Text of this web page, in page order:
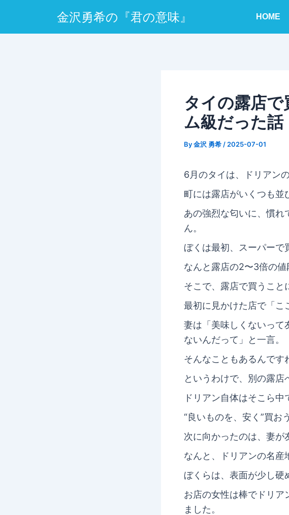
金沢勇希の『君の意味』 HOME
タイの露店
ム級だった話
By金沢 勇希 / 2025-07-01
6月のタイは、ドリアン
町には露店がいくつも並
あの強烈な匂いに、慣れ
ん。
ぼくは最初、スーパーで
なんと露店の2〜3倍の値
そこで、露店で買うこと
最初に見かけた店で「こ
妻は「美味しくないって
ないんだって」と一言。
そんなこともあるんです
というわけで、別の露店
ドリアン自体はそこら中
“良いものを、安く”買お
次に向かったのは、妻が
なんと、ドリアンの名産
ぼくらは、表面が少し硬
お店の女性は棒でドリア
ました。
navigation